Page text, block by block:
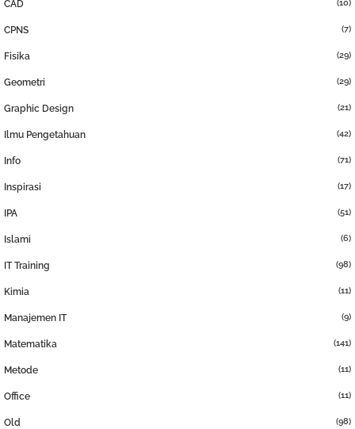
CAD (10)
CPNS (7)
Fisika (29)
Geometri (29)
Graphic Design (21)
Ilmu Pengetahuan (42)
Info (71)
Inspirasi (17)
IPA (51)
Islami (6)
IT Training (98)
Kimia (11)
Manajemen IT (9)
Matematika (141)
Metode (11)
Office (11)
Old (98)